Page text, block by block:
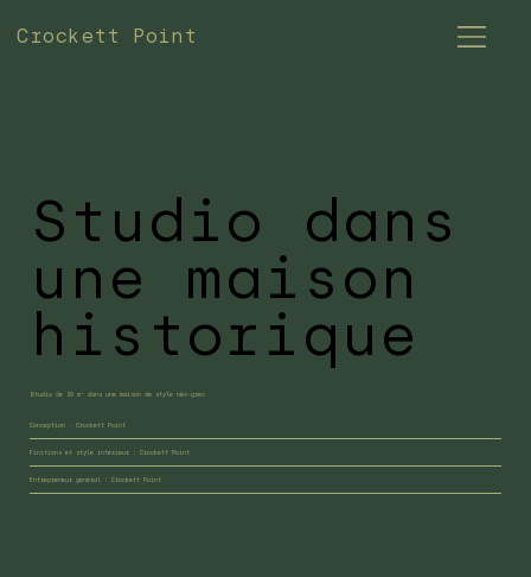
Crockett Point
Studio dans
une maison
historique
Studio de 20 m² dans une maison de style néo-grec
Conception : Crockett Point
Finitions et style intérieur : Crockett Point
Entrepreneur général : Crockett Point